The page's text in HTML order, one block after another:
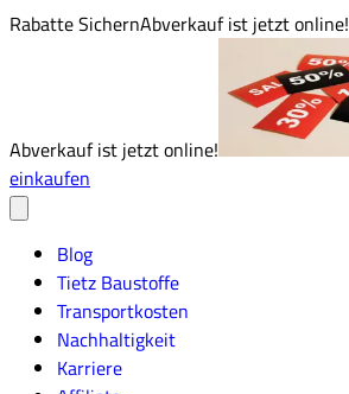
Rabatte SichernAbverkauf ist jetzt online!
Abverkauf ist jetzt online!
einkaufen
Blog
Tietz Baustoffe
Transportkosten
Nachhaltigkeit
Karriere